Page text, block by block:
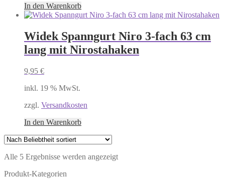
In den Warenkorb
Widek Spanngurt Niro 3-fach 63 cm
lang mit Nirostahaken
9,95 €
inkl. 19 % MwSt.
zzgl. Versandkosten
In den Warenkorb
Alle 5 Ergebnisse werden angezeigtNach
Produkt-Kategorien